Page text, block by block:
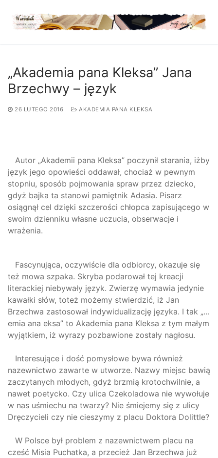
treści
„Akademia pana Kleksa” Jana
Brzechwy – język
26 LUTEGO 2016 AKADEMIA PANA KLEKSA
Autor „Akademii pana Kleksa” poczynił starania, iżby
język jego opowieści oddawał, chociaż w pewnym
stopniu, sposób pojmowania spraw przez dziecko,
gdyż bajka ta stanowi pamiętnik Adasia. Pisarz
osiągnął cel dzięki szczerości chłopca zapisującego w
swoim dzienniku własne uczucia, obserwacje i
wrażenia.
Fascynująca, oczywiście dla odbiorcy, okazuje się
też mowa szpaka. Skryba podarował tej kreacji
literackiej niebywały język. Zwierzę wymawia jedynie
kawałki słów, toteż możemy stwierdzić, iż Jan
Brzechwa zastosował indywidualizację języka. I tak „…
emia ana eksa” to Akademia pana Kleksa z tym małym
wyjątkiem, iż wyrazy pozbawione zostały nagłosu.
Interesujące i dość pomysłowe bywa również
nazewnictwo zawarte w utworze. Nazwy miejsc bawią
zaczytanych młodych, gdyż brzmią krotochwilnie, a
nawet poetycko. Czy ulica Czekoladowa nie wywołuje
w nas uśmiechu na twarzy? Nie śmiejemy się z ulicy
Dręczycieli czy nie cieszymy z placu Doktora Dolittle?
W Polsce był problem z nazewnictwem placu na
cześć Misia Puchatka, a przecież Jan Brzechwa już